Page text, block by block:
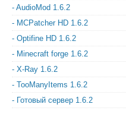
- AudioMod 1.6.2
- MCPatcher HD 1.6.2
- Optifine HD 1.6.2
- Minecraft forge 1.6.2
- X-Ray 1.6.2
- TooManyItems 1.6.2
- Готовый сервер 1.6.2